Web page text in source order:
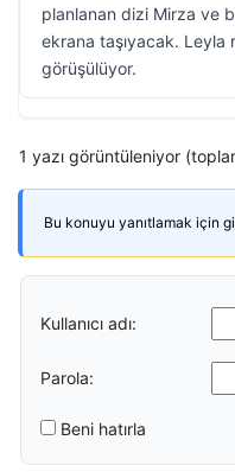
planlanan dizi Mirza ve
ekrana taşıyacak. Leyla
görüşülüyor.
1 yazı görüntüleniyor
Bu konuyu yanıtlamak için
Kullanıcı adı:
Parola:
Beni hatırla